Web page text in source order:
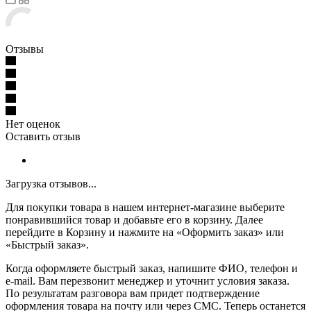
Отзывы
Нет оценок
Оставить отзыв
Загрузка отзывов...
Для покупки товара в нашем интернет-магазине выберите
понравившийся товар и добавьте его в корзину. Далее
перейдите в Корзину и нажмите на «Оформить заказ» или
«Быстрый заказ».
Когда оформляете быстрый заказ, напишите ФИО, телефон и
e-mail. Вам перезвонит менеджер и уточнит условия заказа.
По результатам разговора вам придет подтверждение
оформления товара на почту или через СМС. Теперь останется